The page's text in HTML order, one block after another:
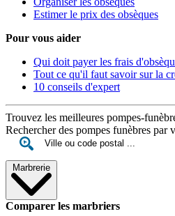
Estimer le prix des obsèques
Pour vous aider
Qui doit payer les frais
Tout ce qu'il faut savoir sur la
10 conseils d'expert
Trouvez les meilleures pompes-
Rechercher des pompes funèbres par
Marbrerie
Comparer les marbriers